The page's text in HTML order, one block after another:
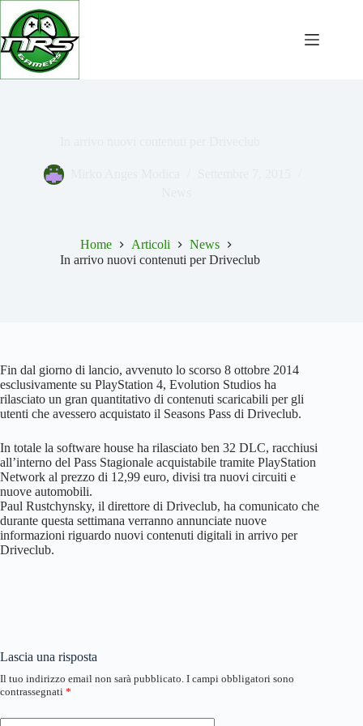
Salta
contenuto
Home Articoli
News
In arrivo nuovi contenuti per Driveclub
Fin dal giorno di lancio, avvenuto lo scorso 8 ottobre 2014
esclusivamente su PlayStation 4, Evolution Studios ha
rilasciato un gran quantitativo di contenuti scaricabili per gli
utenti che avessero acquistato il Seasons Pass di Driveclub.
In totale la software house ha rilasciato ben 32 DLC, racchiusi
all’interno del Pass Stagionale acquistabile tramite PlayStation
Network al prezzo di 12,99 euro, divisi tra nuovi circuiti e
nuove automobili.
Paul Rustchynsky, il direttore di Driveclub, ha comunicato che
durante questa settimana verranno annunciate nuove
informazioni riguardo nuovi contenuti digitali in arrivo per
Driveclub.
Lascia una risposta
Il tuo indirizzo email non sarà pubblicato. I campi obbligatori sono
contrassegnati *